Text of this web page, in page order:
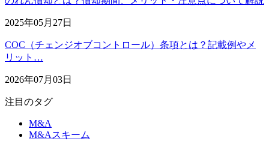
2025年05月27日
COC（チェンジオブコントロール）条項とは？記載例やメ
リット…
2026年07月03日
注目のタグ
M&A
M&Aスキーム